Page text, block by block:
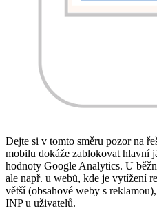
Dejte si v tomto směru pozor na
mobilu dokáže zablokovat hlavní
hodnoty Google Analytics. U
ale např. u webů, kde je vytížení
větší (obsahové weby s
INP u uživatelů.